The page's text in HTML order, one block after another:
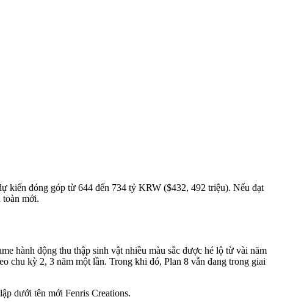
kiến đóng góp từ 644 đến 734 tỷ KRW ($432, 492 triệu). Nếu đạt
toàn mới.
hành động thu thập sinh vật nhiều màu sắc được hé lộ từ vài năm
chu kỳ 2, 3 năm một lần. Trong khi đó, Plan 8 vẫn đang trong giai
dưới tên mới Fenris Creations.